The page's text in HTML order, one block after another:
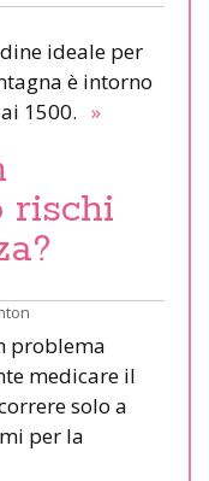
ideale per
è intorno
1500. »
rischi
problema
medicare il
solo a
per la